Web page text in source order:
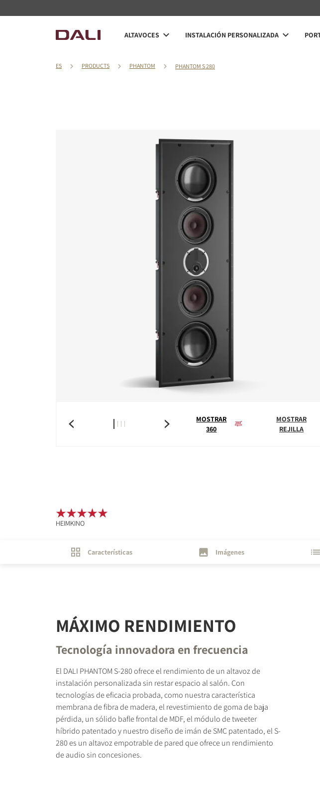
ALTAVOCES INSTALACIÓN PERSONALIZADA
ES PRODUCTS PHANTOM PHANTOM S 280
MOSTRAR
360
MOSTRAR
REJILLA
HEIMKINO
COMPARAR PRODUCTOS
Características Imágenes
MÁXIMO RENDIMIENTO
Tecnología innovadora en frecuencia
El DALI PHANTOM S-280 ofrece el rendimiento de un altavoz de
instalación personalizada sin restar espacio al salón. Con
tecnologías de eficacia probada, como nuestra característica
membrana de fibra de madera, el revestimiento de goma de baja
pérdida, un sólido bafle frontal de MDF, el módulo de tweeter
híbrido patentado y nuestro diseño de imán de SMC patentado, el S-
280 es un altavoz empotrable de pared que ofrece un rendimiento
de audio sin concesiones.